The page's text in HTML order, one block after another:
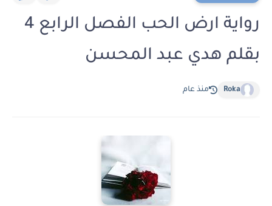
رواية ارض الحب الفصل الرابع 4
بقلم هدي عبد المحسن
Roka منذ عام